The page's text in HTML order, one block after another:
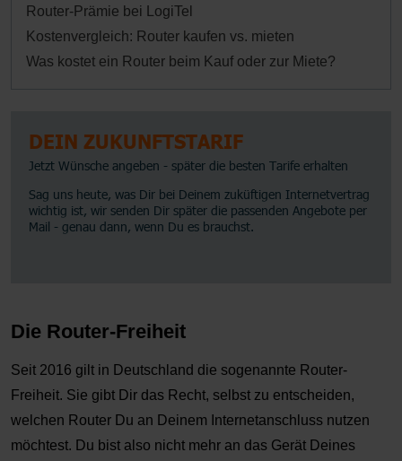
Router-Prämie bei LogiTel
Kostenvergleich: Router kaufen vs. mieten
Was kostet ein Router beim Kauf oder zur Miete?
Die Router-Freiheit
Seit 2016 gilt in Deutschland die sogenannte Router-
Freiheit. Sie gibt Dir das Recht, selbst zu entscheiden,
welchen Router Du an Deinem Internetanschluss nutzen
möchtest. Du bist also nicht mehr an das Gerät Deines